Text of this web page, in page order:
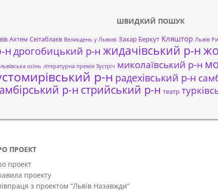
ШВИДКИЙ ПОШУК
Ахтем Сеітаблаєв Великдень у Львові Захар Беркут Кляштор Львів
ндрогобицький р-н жидачівський р-н
львівська осінь літературна премія Зустріч миколаївський р-н
р-н радехівський р-н
р-н стрийський р-н театр
ПРОЕКТ
проект
проекту
з проектом “Львів Назавжди”